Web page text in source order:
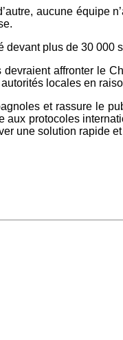
aucune équipe
devant plus de 30 000
affronter le
locales en
et rassure le
aux protocoles
une solution rapide